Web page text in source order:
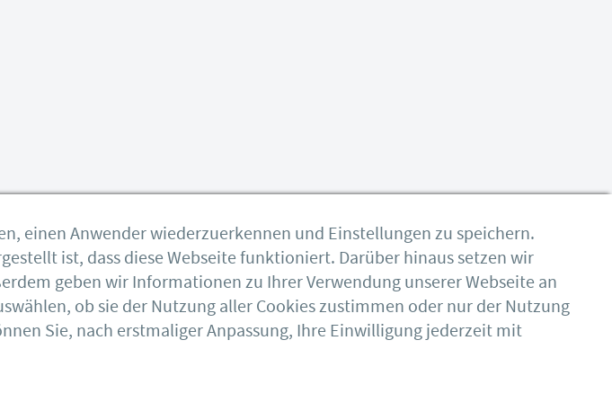
einen Anwender wiederzuerkennen und Einstellungen zu speichern.
ist, dass diese Webseite funktioniert. Darüber hinaus setzen wir
geben wir Informationen zu Ihrer Verwendung unserer Webseite an
ob sie der Nutzung aller Cookies zustimmen oder nur der Nutzung
Sie, nach erstmaliger Anpassung, Ihre Einwilligung jederzeit mit